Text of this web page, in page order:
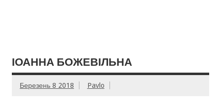
ІОАННА БОЖЕВІЛЬНА
Березень 8 2018 Pavlo